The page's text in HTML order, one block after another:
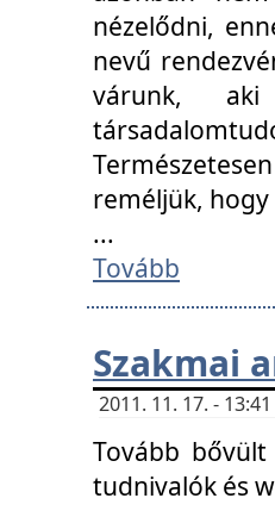
nézelődni,
nevű
várunk, aki
reméljük,
...
Tovább
Szakmai
2011. 11. 17. -
Tovább bővült
tudnivalók és